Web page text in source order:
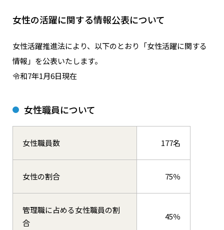
女性の活躍に関する情報公表について
女性活躍推進法により、以下のとおり「女性活躍に関する
情報」を公表いたします。
令和7年1月6日現在
女性職員について
女性職員数 177名
女性の割合 75％
管理職に占める女性職員の割
合
45％